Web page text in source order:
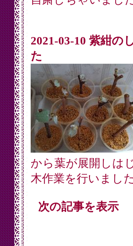
2021-03-10 紫紺の
た
から葉が展開しは
木作業を行いました
次の記事を表示